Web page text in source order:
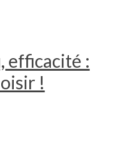
efficacité :
!